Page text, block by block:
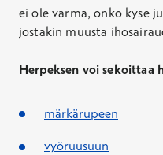
ei ole varma, onko kyse
jostakin muusta
Herpeksen voi sekoittaa
märkärupeen
vyöruusuun